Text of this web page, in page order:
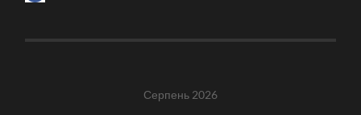
Серпень 2026